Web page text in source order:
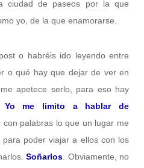
ciudad de paseos por la que
yo, de la que enamorarse.
o habréis ido leyendo entre
o qué hay que dejar de ver en
apetece serlo, para eso hay
Yo me limito a hablar de
con palabras lo que un lugar me
para poder viajar a ellos con los
Soñarlos. Obviamente, no